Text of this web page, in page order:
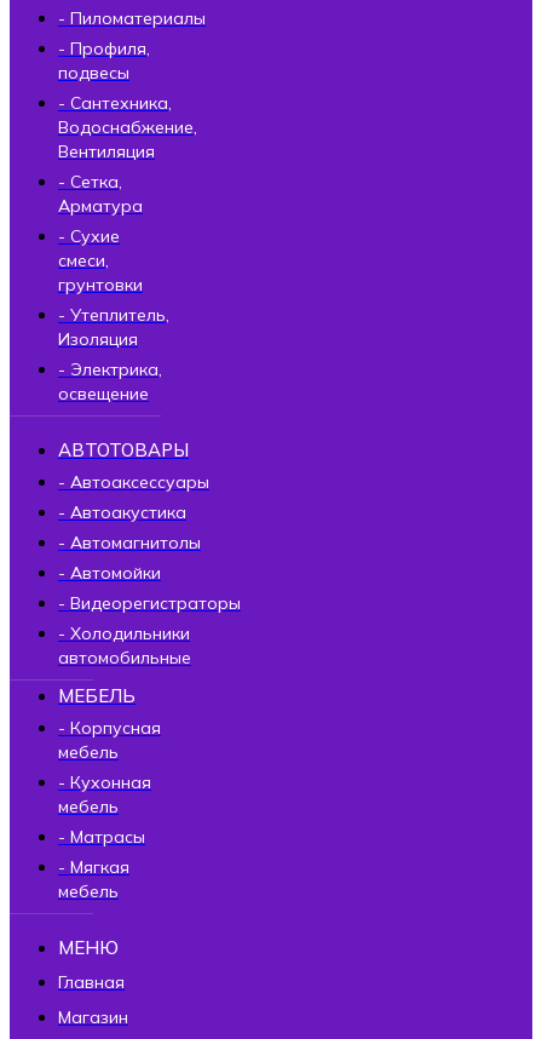
- Пиломатериалы
- Профиля,
подвесы
- Сантехника,
Водоснабжение,
Вентиляция
- Сетка,
Арматура
- Сухие
смеси,
грунтовки
- Утеплитель,
Изоляция
- Электрика,
освещение
АВТОТОВАРЫ
- Автоаксессуары
- Автоакустика
- Автомагнитолы
- Автомойки
- Видеорегистраторы
- Холодильники
автомобильные
МЕБЕЛЬ
- Корпусная
мебель
- Кухонная
мебель
- Матрасы
- Мягкая
мебель
МЕНЮ
Главная
Магазин